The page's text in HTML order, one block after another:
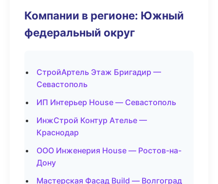
Компании в регионе: Южный
федеральный округ
СтройАртель Этаж Бригадир —
Севастополь
ИП Интерьер House — Севастополь
ИнжСтрой Контур Ателье —
Краснодар
ООО Инженерия House — Ростов-на-
Дону
Мастерская Фасад Build — Волгоград